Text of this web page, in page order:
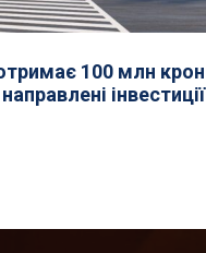
100 млн крон
інвестиції